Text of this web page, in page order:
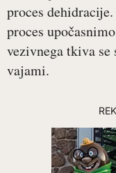
proces
proces
vezivnega tkiva
vajami.